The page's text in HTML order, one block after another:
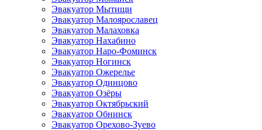
Эвакуатор Мытищи
Эвакуатор Малоярославец
Эвакуатор Малаховка
Эвакуатор Нахабино
Эвакуатор Наро-Фоминск
Эвакуатор Ногинск
Эвакуатор Ожерелье
Эвакуатор Одинцово
Эвакуатор Озёры
Эвакуатор Октябрьский
Эвакуатор Обнинск
Эвакуатор Орехово-Зуево